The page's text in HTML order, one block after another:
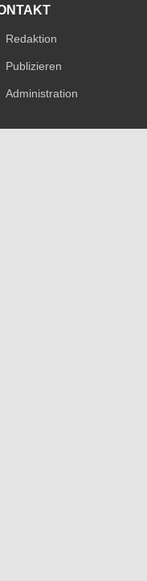
Redaktion
Publizieren
Administration